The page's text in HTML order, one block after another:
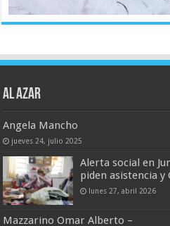
AL AZAR
Angela Mancho
jueves 24, julio 2025
Alerta social en
piden asistencia
lunes 27, abril 2026
Mazzarino Omar Alberto –